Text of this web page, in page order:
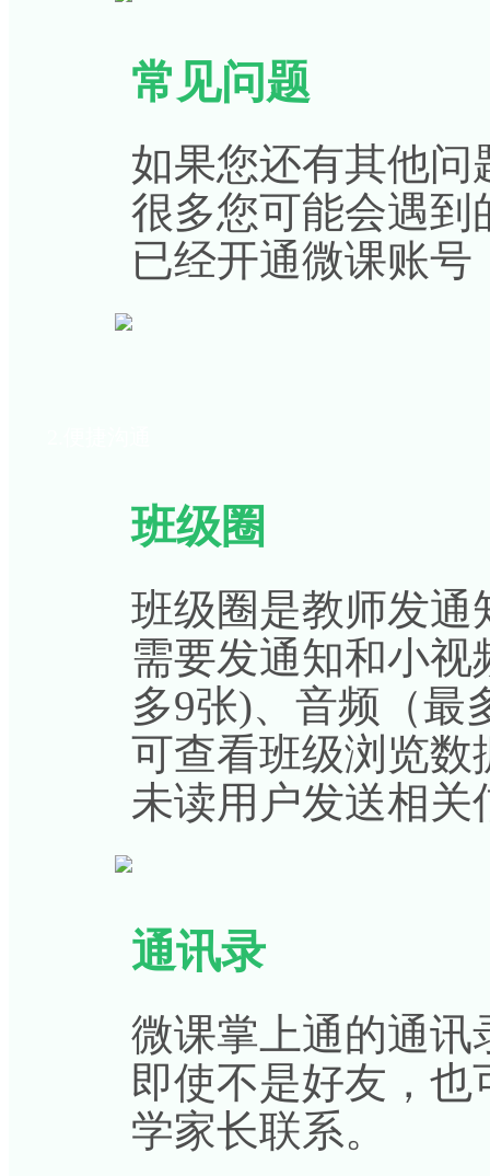
常见问题
如果您还有其他问
很多您可能会遇到
已经开通微课账号
班级圈
班级圈是教师发通
需要发通知和小视
多9张)、音频（最
可查看班级浏览数
未读用户发送相关
通讯录
微课掌上通的通讯
即使不是好友，
学家长联系。